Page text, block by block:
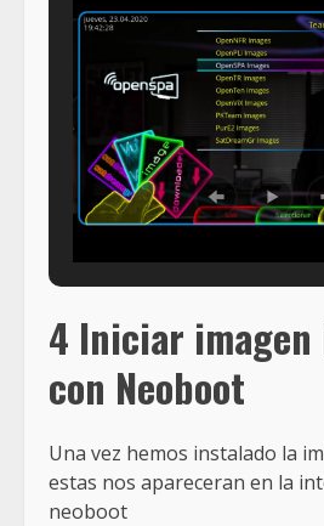
4 Iniciar
con Neoboot
Una vez hemos instalado la
estas nos apareceran en la
neoboot